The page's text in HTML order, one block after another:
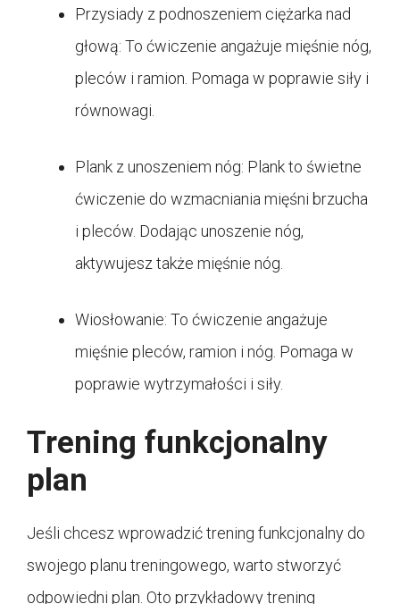
Przysiady z podnoszeniem ciężarka nad
głową: To ćwiczenie angażuje mięśnie nóg,
pleców i ramion. Pomaga w poprawie siły i
równowagi.
Plank z unoszeniem nóg: Plank to świetne
ćwiczenie do wzmacniania mięśni brzucha
i pleców. Dodając unoszenie nóg,
aktywujesz także mięśnie nóg.
Wiosłowanie: To ćwiczenie angażuje
mięśnie pleców, ramion i nóg. Pomaga w
poprawie wytrzymałości i siły.
Trening funkcjonalny
plan
Jeśli chcesz wprowadzić trening funkcjonalny do
swojego planu treningowego, warto stworzyć
odpowiedni plan. Oto przykładowy trening